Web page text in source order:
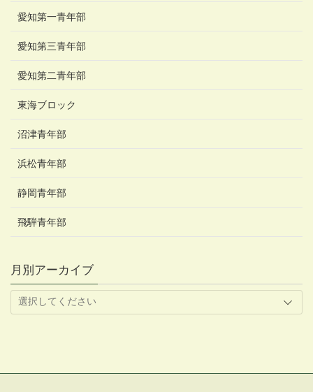
愛知第一青年部
愛知第三青年部
愛知第二青年部
東海ブロック
沼津青年部
浜松青年部
静岡青年部
飛騨青年部
月別アーカイブ